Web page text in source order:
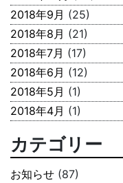
2018年9月 (25)
2018年8月 (21)
2018年7月 (17)
2018年6月 (12)
2018年5月 (1)
2018年4月 (1)
カテゴリー
お知らせ (87)